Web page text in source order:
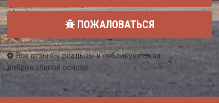
ПОЖАЛОВАТЬСЯ
Все отзывы реальны и публикуются на
добровольной основе